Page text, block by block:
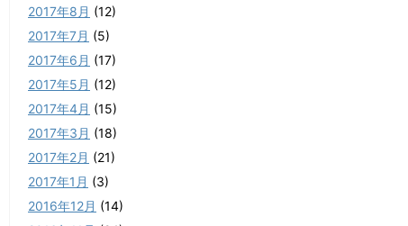
2017年8月 (12)
2017年7月 (5)
2017年6月 (17)
2017年5月 (12)
2017年4月 (15)
2017年3月 (18)
2017年2月 (21)
2017年1月 (3)
2016年12月 (14)